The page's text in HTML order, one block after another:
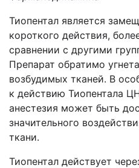
Тиопентал является
короткого действия,
сравнении с другими
Препарат обратимо
возбудимых тканей. В
к действию Тиопентала
анестезия может быть
значительного
ткани.
Тиопентал действует